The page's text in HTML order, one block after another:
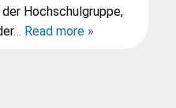
Hochschulgruppe,
… Read more »